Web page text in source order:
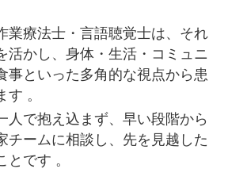
業療法士・言語聴覚士は、それ
活かし、身体・生活・コミュニ
事といった多角的な視点から患
。
人で抱え込まず、早い段階から
チームに相談し、先を見越した
です 。